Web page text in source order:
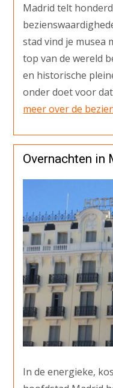
Madrid telt
stad vind je musea
top van de wereld
en historische
onder doet voor
meer over de
Overnachten in
In de energieke,